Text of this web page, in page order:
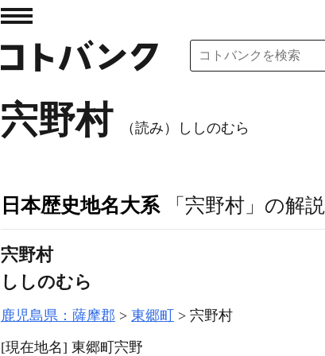
宍野村 （読み）ししのむら
日本歴史地名大系 「宍野村」の解説
宍野村
ししのむら
鹿児島県：薩摩郡 東郷町
宍野村
[現在地名] 東郷町宍野